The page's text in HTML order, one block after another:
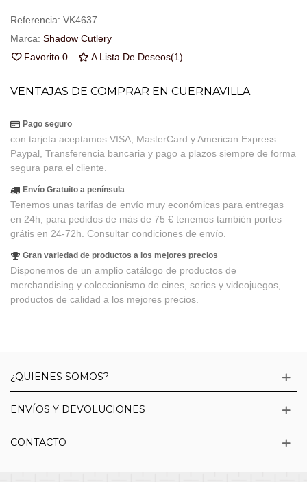
Referencia: VK4637
Marca: Shadow Cutlery
Favorito 0 A Lista De Deseos(1)
VENTAJAS DE COMPRAR EN CUERNAVILLA
Pago seguro
con tarjeta aceptamos VISA, MasterCard y American Express
Paypal, Transferencia bancaria y pago a plazos siempre de forma
segura para el cliente.
Envío Gratuito a península
Tenemos unas tarifas de envío muy económicas para entregas
en 24h, para pedidos de más de 75 € tenemos también portes
grátis en 24-72h. Consultar condiciones de envío.
Gran variedad de productos a los mejores precios
Disponemos de un amplio catálogo de productos de
merchandising y coleccionismo de cines, series y videojuegos,
productos de calidad a los mejores precios.
¿QUIENES SOMOS?
ENVÍOS Y DEVOLUCIONES
CONTACTO